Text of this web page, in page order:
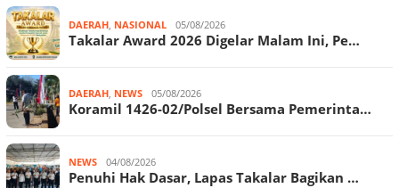
DAERAH, NASIONAL 05/08/2026
Takalar Award 2026 Digelar Malam Ini, Pe…
DAERAH, NEWS 05/08/2026
Koramil 1426-02/Polsel Bersama Pemerinta…
NEWS 04/08/2026
Penuhi Hak Dasar, Lapas Takalar Bagikan …